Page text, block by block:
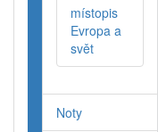
místopis
Evropa a
svět
Noty